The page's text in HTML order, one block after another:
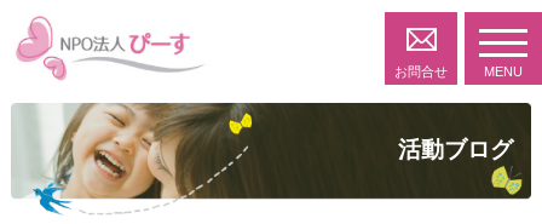
お問合せ MENU
活動ブログ